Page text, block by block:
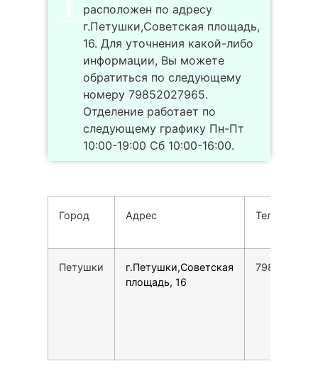
расположен по адресу
г.Петушки,Советская площадь,
16. Для уточнения какой-либо
информации, Вы можете
обратиться по следующему
номеру 79852027965.
Отделение работает по
следующему графику Пн-Пт
10:00-19:00 Сб 10:00-16:00.
Город Адрес Телефон
Петушки
г.Петушки,Советская
площадь, 16